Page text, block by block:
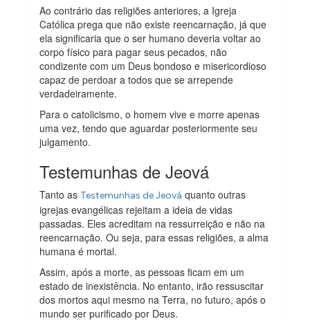
Ao contrário das religiões anteriores, a Igreja
Católica prega que não existe reencarnação, já que
ela significaria que o ser humano deveria voltar ao
corpo físico para pagar seus pecados, não
condizente com um Deus bondoso e misericordioso
capaz de perdoar a todos que se arrepende
verdadeiramente.
Para o catolicismo, o homem vive e morre apenas
uma vez, tendo que aguardar posteriormente seu
julgamento.
Testemunhas de Jeová
Tanto as Testemunhas de Jeová quanto outras
igrejas evangélicas rejeitam a ideia de vidas
passadas. Eles acreditam na ressurreição e não na
reencarnação. Ou seja, para essas religiões, a alma
humana é mortal.
Assim, após a morte, as pessoas ficam em um
estado de inexistência. No entanto, irão ressuscitar
dos mortos aqui mesmo na Terra, no futuro, após o
mundo ser purificado por Deus.